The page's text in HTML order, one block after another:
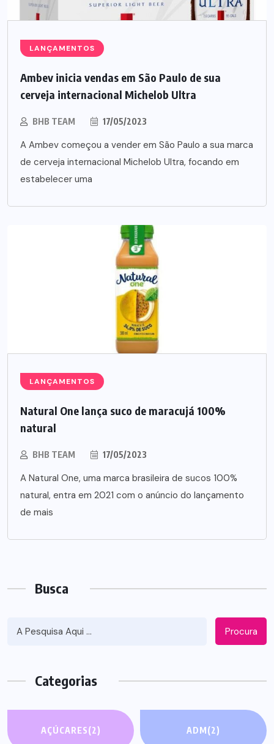
LANÇAMENTOS
Ambev inicia vendas em São Paulo de sua
cerveja internacional Michelob Ultra
BHB TEAM 17/05/2023
A Ambev começou a vender em São Paulo a sua marca
de cerveja internacional Michelob Ultra, focando em
estabelecer uma
LANÇAMENTOS
Natural One lança suco de maracujá 100%
natural
BHB TEAM 17/05/2023
A Natural One, uma marca brasileira de sucos 100%
natural, entra em 2021 com o anúncio do lançamento
de mais
Busca
Procura
Categorias
AÇÚCARES(2) ADM(2)